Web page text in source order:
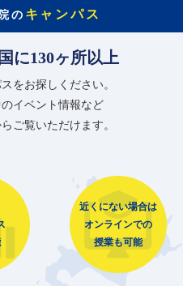
の キャンパス
に130ヶ所以上
をお探しください。
イベント情報など
ご覧いただけます。
近くにない場合は
オンラインでの
授業も可能